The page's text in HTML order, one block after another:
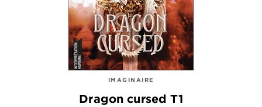
IMAGINAIRE
Dragon cursed T1